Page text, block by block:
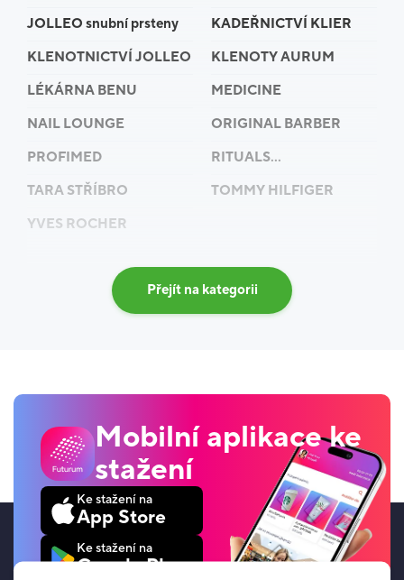
JOLLEO snubní prsteny
KADEŘNICTVÍ KLIER
KLENOTNICTVÍ JOLLEO
KLENOTY AURUM
LÉKÁRNA BENU
MEDICINE
NAIL LOUNGE
ORIGINAL BARBER
PROFIMED
RITUALS...
TARA STŘÍBRO
TOMMY HILFIGER
YVES ROCHER
Přejít na kategorii
Mobilní aplikace ke
stažení
Ke stažení na
App Store
Ke stažení na
Google Play